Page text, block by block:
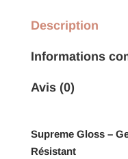
Description
Informations
Avis (0)
Supreme Gloss –
Résistant